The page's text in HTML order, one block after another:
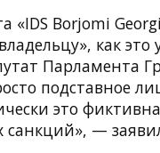
«IDS Borjomi
как
Парламента
подставное
это
—